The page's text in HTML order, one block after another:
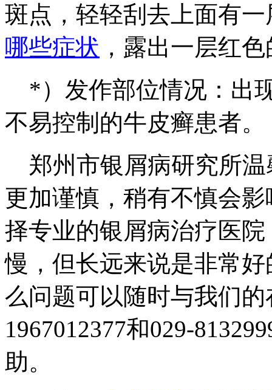
斑点，轻轻刮去上面有
哪些症状 ，露出一层红
*）发作部位情况：出
不易控制的牛皮癣患者。
郑州市银屑病研究所温
更加谨慎，稍有不慎会
择专业的银屑病治疗医
慢，但长远来说是非常
么问题可以随时与我们
1967012377和029-
助。